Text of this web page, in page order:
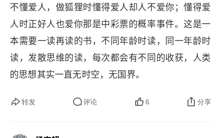
光！而你却认为这并不重要！05、当你真的喜欢一
个人的时候，就会想很多，会很容易办蠢事，说傻
话。06、这是我的一个秘密，再简单不过的秘密：
一个人只有用心去看，才能看到事实。事情的真相
只用眼睛是看不见的。07、也许世界上也有五千朵
和你一模一样的花，但只有你是我独一无二的玫
不懂爱人，做狐狸时懂得爱人却人不爱你；懂得爱
人时正好人也爱你那是中彩票的概率事件。这是一
本需要一读再读的书，不同年龄时读，同一年龄时
读，发散思维的读，每次都会有不同的收获，人类
的思想其实一直无时空，无国界。
转发 评论 6 分享